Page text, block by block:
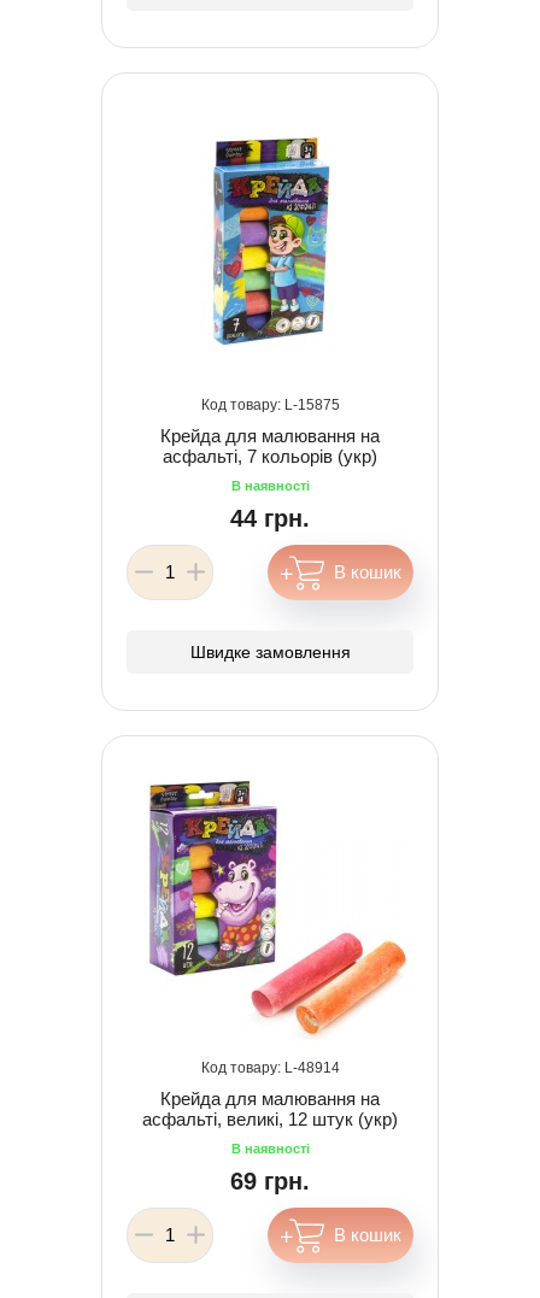
15875
Крейда для малювання на
асфальті, 7 кольорів (укр)
44 грн.
Швидке замовлення
48914
Крейда для малювання на
асфальті, великі, 12 штук (укр)
69 грн.